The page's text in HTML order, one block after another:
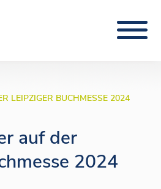
LEIPZIGER BUCHMESSE 2024
auf der
2024